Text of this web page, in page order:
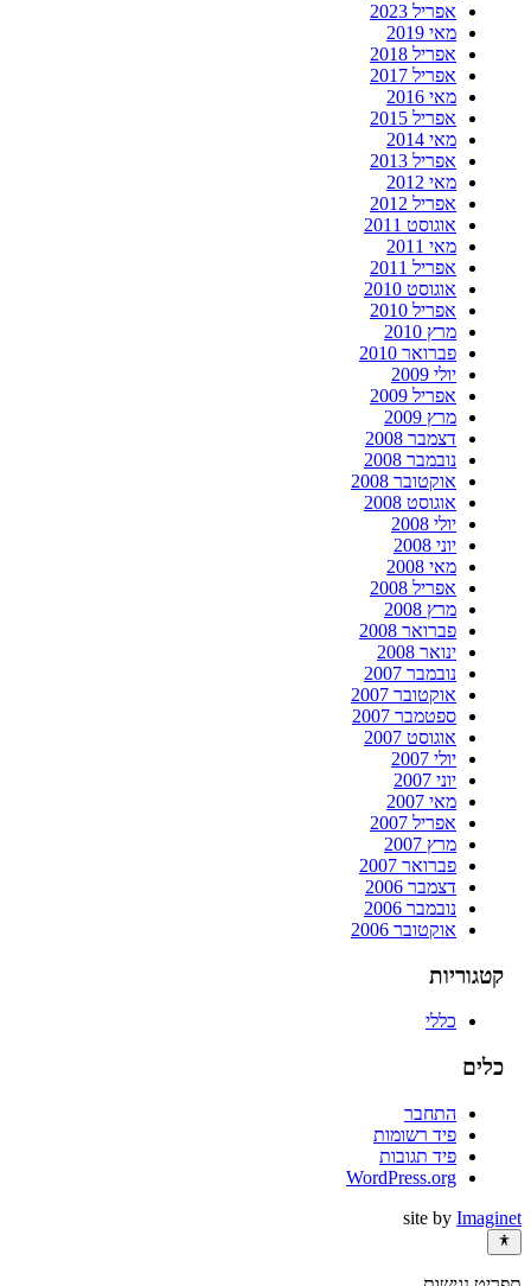
אפריל 2023
מאי 2019
אפריל 2018
אפריל 2017
מאי 2016
אפריל 2015
מאי 2014
אפריל 2013
מאי 2012
אפריל 2012
אוגוסט 2011
מאי 2011
אפריל 2011
אוגוסט 2010
אפריל 2010
מרץ 2010
פברואר 2010
יולי 2009
אפריל 2009
מרץ 2009
דצמבר 2008
נובמבר 2008
אוקטובר 2008
אוגוסט 2008
יולי 2008
יוני 2008
מאי 2008
אפריל 2008
מרץ 2008
פברואר 2008
ינואר 2008
נובמבר 2007
אוקטובר 2007
ספטמבר 2007
אוגוסט 2007
יולי 2007
יוני 2007
מאי 2007
אפריל 2007
מרץ 2007
פברואר 2007
דצמבר 2006
נובמבר 2006
אוקטובר 2006
קטגוריות
כללי
כלים
התחבר
פיד רשומות
פיד תגובות
WordPress.org
site by Imaginet